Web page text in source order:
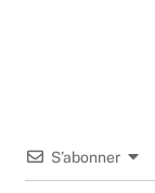
S’abonner